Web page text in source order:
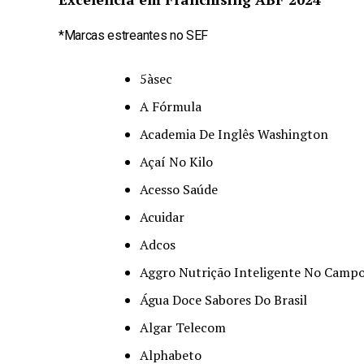
*Marcas estreantes no SEF
5àsec
A Fórmula
Academia De Inglês Washington
Açaí No Kilo
Acesso Saúde
Acuidar
Adcos
Aggro Nutrição Inteligente No
Água Doce Sabores Do Brasil
Algar Telecom
Alphabeto